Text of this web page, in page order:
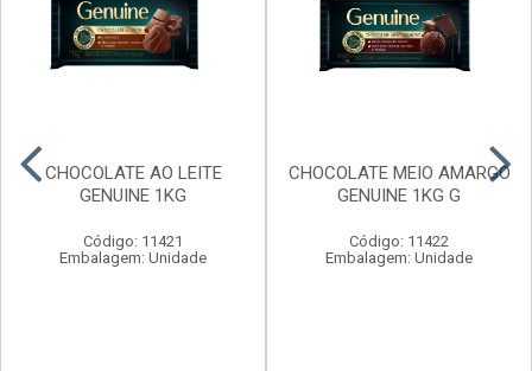
CHOCOLATE AO LEITE
GENUINE 1KG
Código: 11421
Embalagem: Unidade
CHOCOLATE MEIO AMARGO
GENUINE 1KG G
Código: 11422
Embalagem: Unidade